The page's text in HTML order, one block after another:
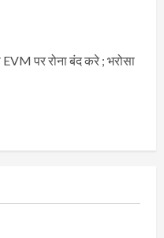
पर रोना बंद करे ; भरोसा